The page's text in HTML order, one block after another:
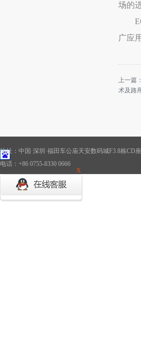
场的
广应
上一篇：
术及路
地址：中国·深圳·福田车公庙天安数码城F3.8栋CD
电话：+86 0755-8330 0666
X